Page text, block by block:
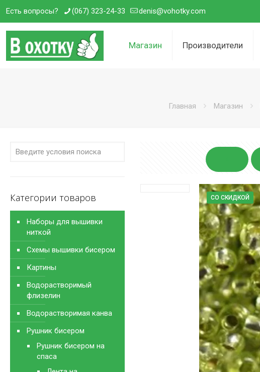
Есть вопросы? (067) 323-24-33 denis@vohotky.com
Магазин Производители
Главная Магазин
СО СКИДКОЙ
Категории товаров
Наборы для вышивки
ниткой
Схемы вышивки бисером
Картины
Водорастворимый
флизелин
Водорастворимая канва
Рушник бисером
Рушник бисером на
спаса